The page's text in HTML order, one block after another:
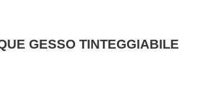
GESSO TINTEGGIABILE